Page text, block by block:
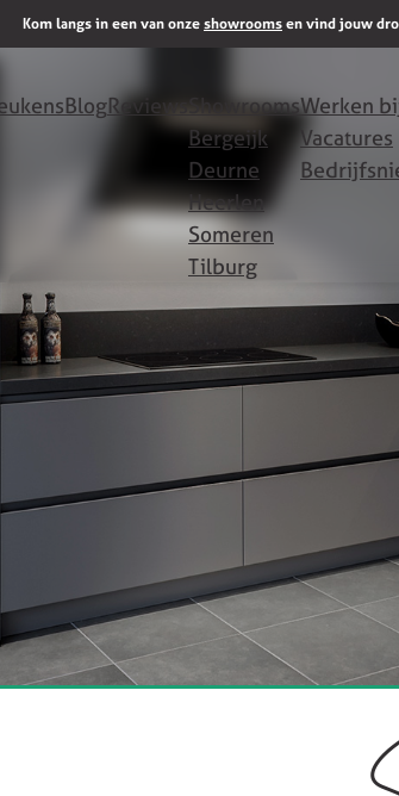
Kom langs in een van onze showrooms en vind jouw
BlogReviewsShowrooms
Bergeijk
Deurne
Heerlen
Someren
Tilburg
Werken
Vacatures